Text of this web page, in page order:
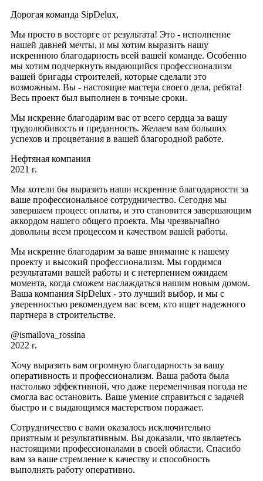
Дорогая команда SipDelux,
Мы просто в восторге от результата! Это - исполнение
нашей давней мечты, и мы хотим выразить нашу
искреннюю благодарность всей вашей команде. Особенно
мы хотим подчеркнуть выдающийся профессионализм
вашей бригады строителей, которые сделали это
возможным. Вы - настоящие мастера своего дела, ребята!
Весь проект был выполнен в точные сроки.
Мы искренне благодарим вас от всего сердца за вашу
трудолюбивость и преданность. Желаем вам больших
успехов и процветания в вашей благородной работе.
Нефтяная компания
2021 г.
Мы хотели бы выразить наши искренние благодарности за
ваше профессиональное сотрудничество. Сегодня мы
завершаем процесс оплаты, и это становится завершающим
аккордом нашего общего проекта. Мы чрезвычайно
довольны всем процессом и качеством вашей работы.
Мы искренне благодарим за ваше внимание к нашему
проекту и высокий профессионализм. Мы гордимся
результатами вашей работы и с нетерпением ожидаем
момента, когда сможем наслаждаться нашим новым домом.
Ваша компания SipDelux - это лучший выбор, и мы с
уверенностью рекомендуем вас всем, кто ищет надежного
партнера в строительстве.
@ismailova_rossina
2022 г.
Хочу выразить вам огромную благодарность за вашу
оперативность и профессионализм. Ваша работа была
настолько эффективной, что даже переменчивая погода не
смогла вас остановить. Ваше умение справиться с задачей
быстро и с выдающимся мастерством поражает.
Сотрудничество с вами оказалось исключительно
приятным и результативным. Вы доказали, что являетесь
настоящими профессионалами в своей области. Спасибо
вам за ваше стремление к качеству и способность
выполнять работу оперативно.